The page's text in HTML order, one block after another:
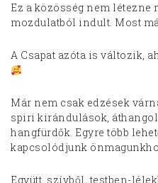
Ez a közösség nem létezne
mozdulatból indult. Most
A Csapat azóta is változik,
Már nem csak edzések
spiri kirándulások,
hangfürdők. Egyre több
kapcsolódjunk
Együtt, szívből, testben-